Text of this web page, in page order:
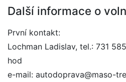
Další informace o
První kontakt:
Lochman Ladislav, tel.: 731
hod
e-mail: autodoprava@maso-